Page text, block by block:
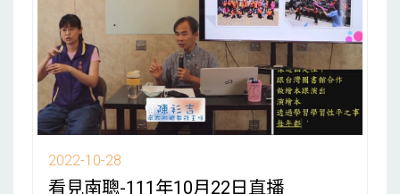
2022-10-28
看見南聰-111年10月22日直播